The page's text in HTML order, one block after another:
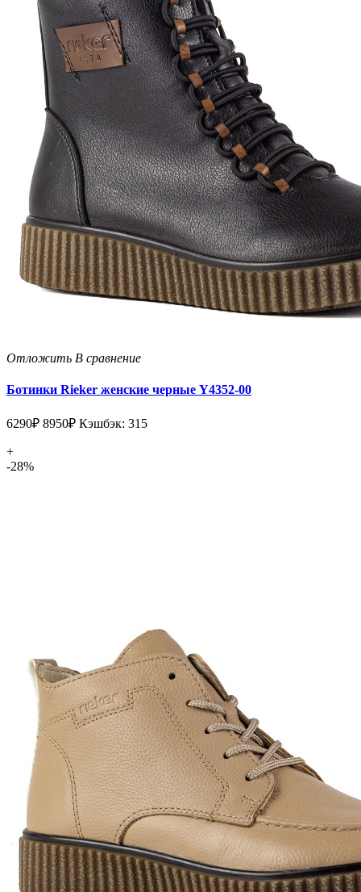
Отложить В сравнение
Ботинки Rieker женские черные Y4352-00
6290₽ 8950₽ Кэшбэк: 315
+
-28%